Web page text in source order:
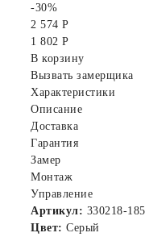
-30%
2 574 Р
1 802 Р
В корзину
Вызвать замерщика
Характеристики
Описание
Доставка
Гарантия
Замер
Монтаж
Управление
Артикул: 330218-
Цвет: Серый